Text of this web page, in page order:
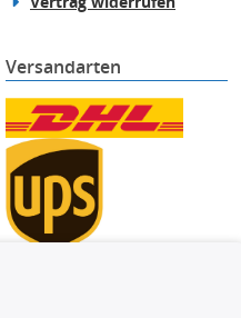
Versandarten